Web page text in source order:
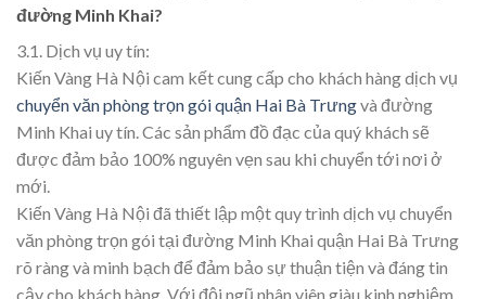
đường Minh Khai?
3.1. Dịch vụ uy tín:
Kiến Vàng Hà Nội cam kết cung cấp cho khách hàng dịch vụ
chuyển văn phòng trọn gói quận Hai Bà Trưngvà đường
Minh Khai uy tín. Các sản phẩm đồ đạc của quý khách sẽ
được đảm bảo 100% nguyên vẹn sau khi chuyển tới nơi ở
mới.
Kiến Vàng Hà Nội đã thiết lập một quy trình dịch vụ chuyển
văn phòng trọn gói tại đường Minh Khai quận Hai Bà Trưng
rõ ràng và minh bạch để đảm bảo sự thuận tiện và đáng tin
cậy cho khách hàng. Với đội ngũ nhân viên giàu kinh nghiệm,